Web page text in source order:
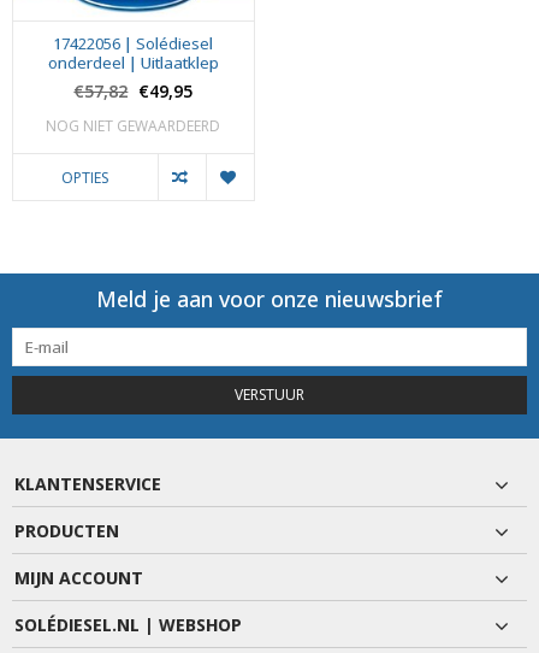
17422056 | Solédiesel
onderdeel | Uitlaatklep
€57,82 €49,95
NOG NIET GEWAARDEERD
OPTIES
Meld je aan voor onze nieuwsbrief
VERSTUUR
KLANTENSERVICE
PRODUCTEN
MIJN ACCOUNT
SOLÉDIESEL.NL | WEBSHOP